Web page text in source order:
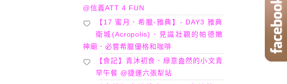
@信義ATT 4 FUN
【17 蜜月．希臘-雅典】- DAY3 雅典
衛城(Acropolis)．見識壯觀的帕德嫩
神廟．必嘗希臘優格和咖啡
【食記】青沐初食．綠意盎然的小文青
早午餐 @捷運六張犁站